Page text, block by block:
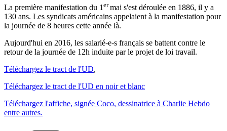
La première manifestation du 1 ermai s'est déroulée en 1886, il y a
130 ans. Les syndicats américains appelaient à la manifestation pour
la journée de 8 heures cette année là.
Aujourd'hui en 2016, les salarié-e-s français se battent contre le
retour de la journée de 12h induite par le projet de loi travail.
Téléchargez le tract de l'UD,
Téléchargez le tract de l'UD en noir et blanc
Téléchargez l'affiche, signée Coco, dessinatrice à Charlie Hebdo
entre autres.